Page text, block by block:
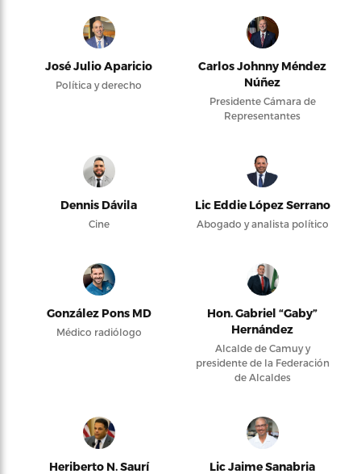
José Julio Aparicio
Política y derecho
Carlos Johnny Méndez
Núñez
Presidente Cámara de
Representantes
Dennis Dávila
Cine
Lic Eddie López Serrano
Abogado y analista político
González Pons MD
Médico radiólogo
Hon. Gabriel “Gaby”
Hernández
Alcalde de Camuy y
presidente de la Federación
de Alcaldes
Heriberto N. Saurí Lic Jaime Sanabria